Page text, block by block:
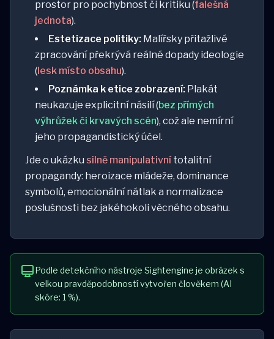
prostor pro pochybnost či kritiku (falešná
jednota).
Estetizace politiky: Malířsky přitažlivé
zpracování překrývá reálné dopady ideologie
(lesk místo obsahu).
Poznámka k etice zobrazení: Plakát
neukazuje explicitní násilí (bez přímých
výhrůžek či krvavých scén), což ale nemírní
jeho propagandistický účel.
Jde o ukázku silně manipulativní totalitní
propagandy: heroizace mládeže, dominance
symbolů, emocionální nátlak a normalizace
poslušnosti bez jakéhokoli věcného obsahu.
Podle detekčního nástroje Sightengine je obrázek s
velkou pravděpodobností vytvořen člověkem (AI
skóre: 1 %).